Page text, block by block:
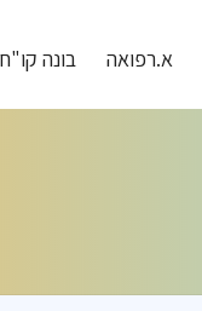
א.רפואה בונה קו"ח